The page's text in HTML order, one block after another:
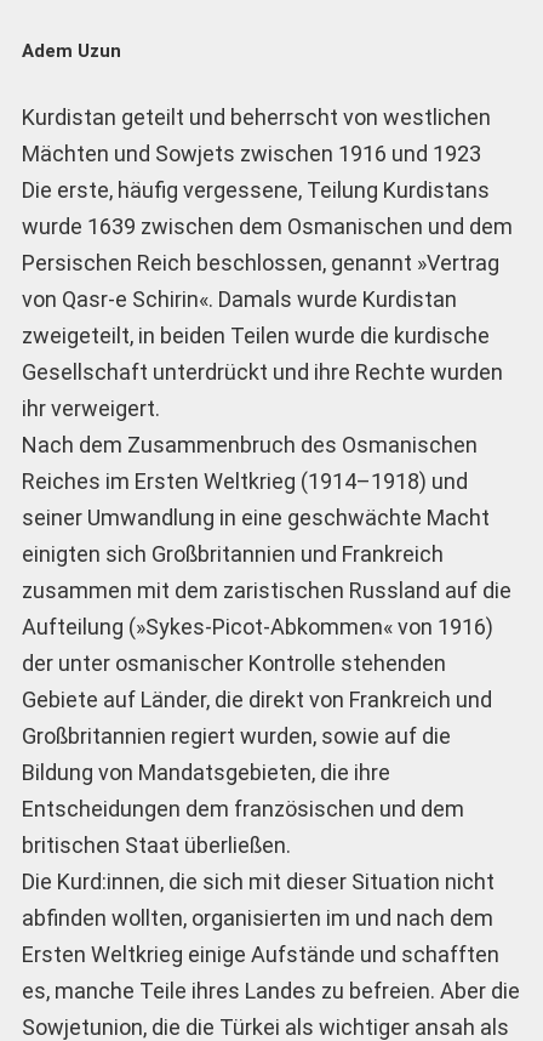
Adem Uzun
Kurdistan geteilt und beherrscht von westlichen
Mächten und Sowjets zwischen 1916 und 1923
Die erste, häufig vergessene, Teilung Kurdistans
wurde 1639 zwischen dem Osmanischen und dem
Persischen Reich beschlossen, genannt »Vertrag
von Qasr-e Schirin«. Damals wurde Kurdistan
zweigeteilt, in beiden Teilen wurde die kurdische
Gesellschaft unterdrückt und ihre Rechte wurden
ihr verweigert.
Nach dem Zusammenbruch des Osmanischen
Reiches im Ersten Weltkrieg (1914–1918) und
seiner Umwandlung in eine geschwächte Macht
einigten sich Großbritannien und Frankreich
zusammen mit dem zaristischen Russland auf die
Aufteilung (»Sykes-Picot-Abkommen« von 1916)
der unter osmanischer Kontrolle stehenden
Gebiete auf Länder, die direkt von Frankreich und
Großbritannien regiert wurden, sowie auf die
Bildung von Mandatsgebieten, die ihre
Entscheidungen dem französischen und dem
britischen Staat überließen.
Die Kurd:innen, die sich mit dieser Situation nicht
abfinden wollten, organisierten im und nach dem
Ersten Weltkrieg einige Aufstände und schafften
es, manche Teile ihres Landes zu befreien. Aber die
Sowjetunion, die die Türkei als wichtiger ansah als